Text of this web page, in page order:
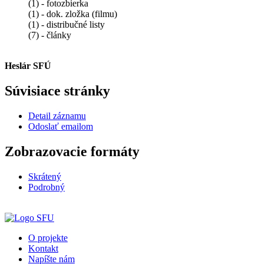
(1) - fotozbierka
(1) - dok. zložka (filmu)
(1) - distribučné listy
(7) - články
Heslár SFÚ
Súvisiace stránky
Detail záznamu
Odoslať emailom
Zobrazovacie formáty
Skrátený
Podrobný
O projekte
Kontakt
Napíšte nám